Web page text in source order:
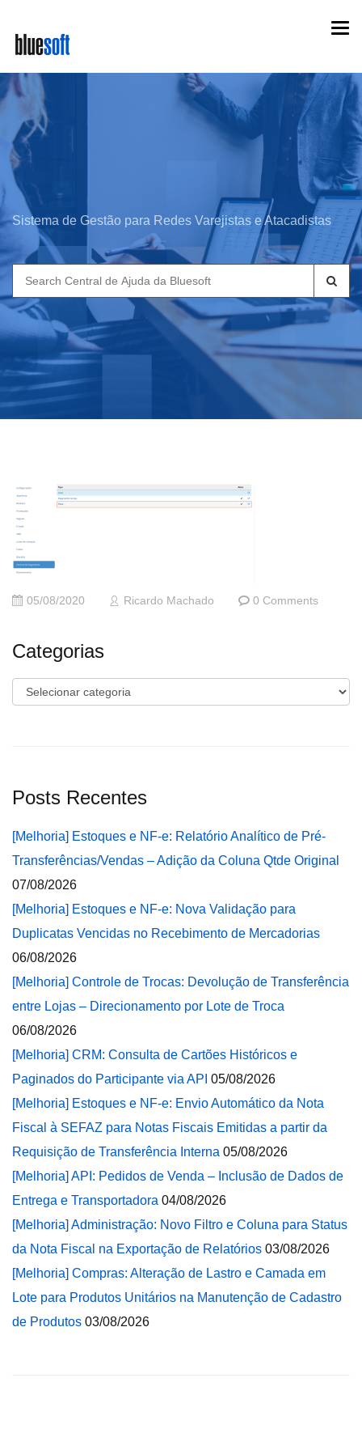
main
content
Sistema de Gestão para Redes Varejistas e Atacadistas
Search
for:
05/08/2020 Ricardo Machado 0 Comments
Categorias
Categorias
Posts Recentes
[Melhoria] Estoques e NF-e: Relatório Analítico de Pré-
Transferências/Vendas – Adição da Coluna Qtde Original
07/08/2026
[Melhoria] Estoques e NF-e: Nova Validação para
Duplicatas Vencidas no Recebimento de Mercadorias
06/08/2026
[Melhoria] Controle de Trocas: Devolução de Transferência
entre Lojas – Direcionamento por Lote de Troca
06/08/2026
[Melhoria] CRM: Consulta de Cartões Históricos e
Paginados do Participante via API 05/08/2026
[Melhoria] Estoques e NF-e: Envio Automático da Nota
Fiscal à SEFAZ para Notas Fiscais Emitidas a partir da
Requisição de Transferência Interna 05/08/2026
[Melhoria] API: Pedidos de Venda – Inclusão de Dados de
Entrega e Transportadora 04/08/2026
[Melhoria] Administração: Novo Filtro e Coluna para Status
da Nota Fiscal na Exportação de Relatórios 03/08/2026
[Melhoria] Compras: Alteração de Lastro e Camada em
Lote para Produtos Unitários na Manutenção de Cadastro
de Produtos 03/08/2026